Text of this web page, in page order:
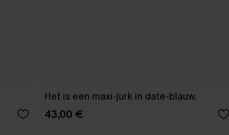
Het is een maxi-jurk in date-blauw.
43,00 €